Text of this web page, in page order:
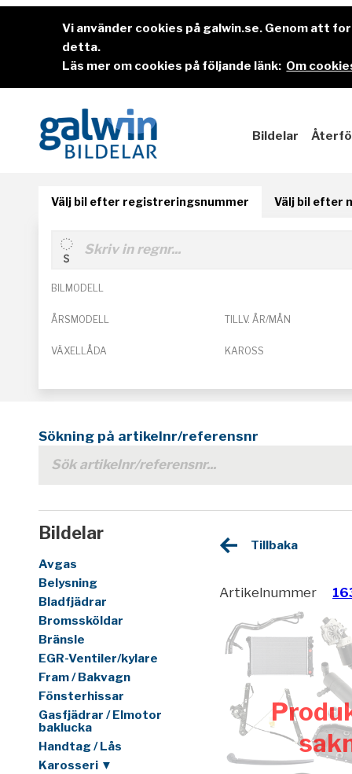
Vi använder cookies på galwin.se. Genom att
detta.
Läs mer om cookies på följande länk: Om
Bildelar
Välj bil efter registreringsnummer Välj bil efter
BILMODELL
ÅRSMODELL TILLV. ÅR/MÅN
VÄXELLÅDA KAROSS
Sökning på artikelnr/referensnr
Bildelar
Avgas
Belysning
Bladfjädrar
Bromssköldar
Bränsle
EGR-Ventiler/kylare
Fram / Bakvagn
Fönsterhissar
Gasfjädrar / Elmotor
baklucka
Handtag / Lås
Karosseri ▼
Tillbaka
Artikelnummer